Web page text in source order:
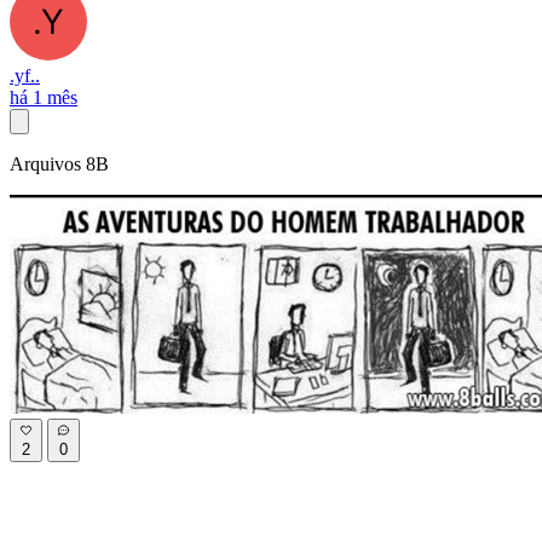
.yf..
há 1 mês
Arquivos 8B
2 0